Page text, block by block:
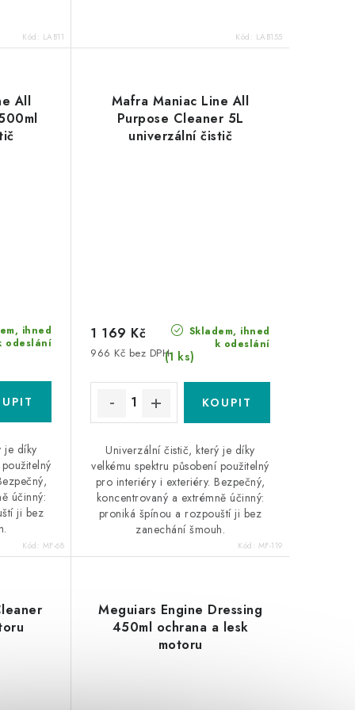
Kód: LAB11 Kód: LAB155
All
ihned
odeslání
je díky
účinný:
ji bez
Kód: MF-68
Mafra Maniac Line All
Purpose Cleaner 5L
univerzální čistič
Skladem, ihned
k odeslání
(1 ks)
966 Kč bez DPH
1 169 Kč
Univerzální čistič, který je díky
velkému spektru působení použitelný
pro interiéry i exteriéry. Bezpečný,
koncentrovaný a extrémně účinný:
proniká špínou a rozpouští ji bez
zanechání šmouh.
Kód: MF-119
Meguiars Engine Dressing
450ml ochrana a lesk
motoru